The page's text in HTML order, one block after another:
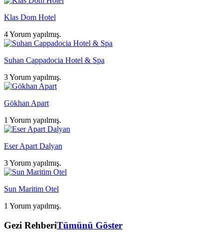
Klas Dom Hotel
4 Yorum yapılmış.
Suhan Cappadocia Hotel & Spa
3 Yorum yapılmış.
Gökhan Apart
1 Yorum yapılmış.
Eser Apart Dalyan
3 Yorum yapılmış.
Sun Maritim Otel
1 Yorum yapılmış.
Gezi RehberiTümünü Göster